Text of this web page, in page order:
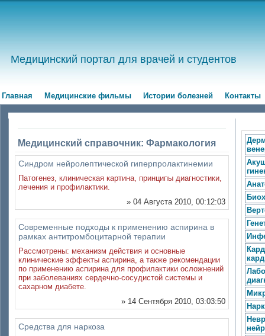
Медицинский портал для врачей и студентов
Главная Медицинские фильмы Истории болезней Контакты
Медицинский справочник: Фармакология
Синдром нейролептической гиперпролактинемии
Патогенез, клиническая картина, принципы диагностики,
лечения и профилактики.
» 04 Августа 2010, 00:12:03
Современные подходы к применению аспирина в
рамках антитромбоцитарной терапии
Рассмотрены: механизм действия и основные
клинические эффекты аспирина, а также рекомендации
по применению аспирина для профилактики осложнений
при заболеваниях сердечно-сосудистой системы и
сахарном диабете.
» 14 Сентября 2010, 03:03:50
Средства для наркоза